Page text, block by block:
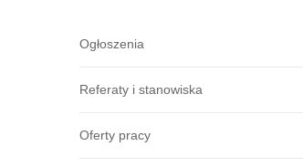
Ogłoszenia
Referaty i stanowiska
Oferty pracy